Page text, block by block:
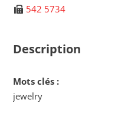
542 5734
Description
Mots clés :
jewelry